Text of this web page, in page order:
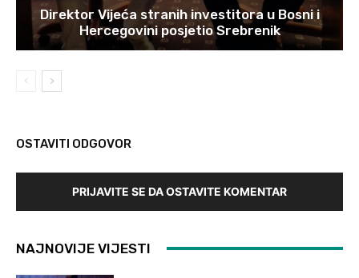
Direktor Vijeća stranih investitora u Bosni i
Hercegovini posjetio Srebrenik
OSTAVITI ODGOVOR
PRIJAVITE SE DA OSTAVITE KOMENTAR
NAJNOVIJE VIJESTI